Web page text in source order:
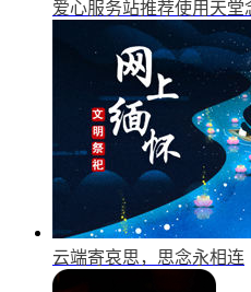
爱心服务站推荐使用天堂
云端寄哀思，思念永相连